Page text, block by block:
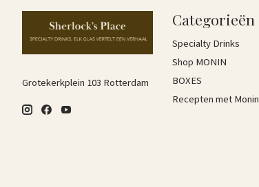
Grotekerkplein 103 Rotterdam
Categorieën
Specialty Drinks
Shop MONIN
BOXES
Recepten met Monin